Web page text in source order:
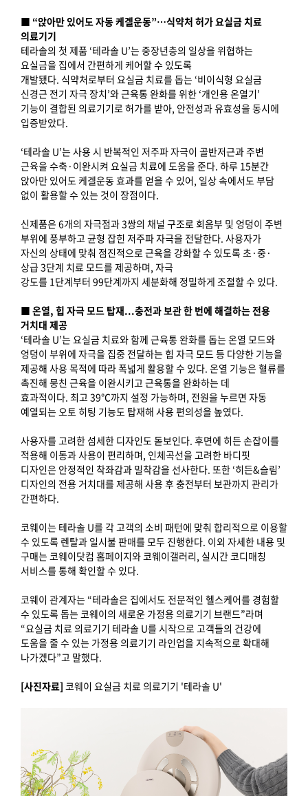
■ “앉아만 있어도 자동 케겔운동”…식약처 허가 요실금 치료
의료기기
테라솔의 첫 제품 ‘테라솔 U’는 중장년층의 일상을 위협하는
요실금을 집에서 간편하게 케어할 수 있도록
개발됐다. 식약처로부터 요실금 치료를 돕는 ‘비이식형 요실금
신경근 전기 자극 장치’와 근육통 완화를 위한 ‘개인용 온열기’
기능이 결합된 의료기기로 허가를 받아, 안전성과 유효성을 동시에
입증받았다.
‘테라솔 U’는 사용 시 반복적인 저주파 자극이 골반저근과 주변
근육을 수축·이완시켜 요실금 치료에 도움을 준다. 하루 15분간
앉아만 있어도 케겔운동 효과를 얻을 수 있어, 일상 속에서도 부담
없이 활용할 수 있는 것이 장점이다.
신제품은 6개의 자극점과 3쌍의 채널 구조로 회음부 및 엉덩이 주변
부위에 풍부하고 균형 잡힌 저주파 자극을 전달한다. 사용자가
자신의 상태에 맞춰 점진적으로 근육을 강화할 수 있도록 초·중·
상급 3단계 치료 모드를 제공하며, 자극
강도를 1단계부터 99단계까지 세분화해 정밀하게 조절할 수 있다.
■ 온열, 힙 자극 모드 탑재...충전과 보관 한 번에 해결하는 전용
거치대 제공
‘테라솔 U’는 요실금 치료와 함께 근육통 완화를 돕는 온열 모드와
엉덩이 부위에 자극을 집중 전달하는 힙 자극 모드 등 다양한 기능을
제공해 사용 목적에 따라 폭넓게 활용할 수 있다. 온열 기능은 혈류를
촉진해 뭉친 근육을 이완시키고 근육통을 완화하는 데
효과적이다. 최고 39℃까지 설정 가능하며, 전원을 누르면 자동
예열되는 오토 히팅 기능도 탑재해 사용 편의성을 높였다.
사용자를 고려한 섬세한 디자인도 돋보인다. 후면에 히든 손잡이를
적용해 이동과 사용이 편리하며, 인체곡선을 고려한 바디핏
디자인은 안정적인 착좌감과 밀착감을 선사한다. 또한 ‘히든&슬림’
디자인의 전용 거치대를 제공해 사용 후 충전부터 보관까지 관리가
간편하다.
코웨이는 테라솔 U를 각 고객의 소비 패턴에 맞춰 합리적으로 이용할
수 있도록 렌탈과 일시불 판매를 모두 진행한다. 이외 자세한 내용 및
구매는 코웨이닷컴 홈페이지와 코웨이갤러리, 실시간 코디매칭
서비스를 통해 확인할 수 있다.
코웨이 관계자는 “테라솔은 집에서도 전문적인 헬스케어를 경험할
수 있도록 돕는 코웨이의 새로운 가정용 의료기기 브랜드”라며
“요실금 치료 의료기기 테라솔 U를 시작으로 고객들의 건강에
도움을 줄 수 있는 가정용 의료기기 라인업을 지속적으로 확대해
나가겠다”고 말했다.
[사진자료] 코웨이 요실금 치료 의료기기 '테라솔 U'